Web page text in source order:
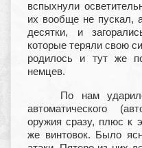
вспыхнули
их вообще не пускал,
десятки, и
которые теряли свою
родилось и тут же
немцев.
По нам
автоматического
оружия сразу, плюс к
же винтовок. Было